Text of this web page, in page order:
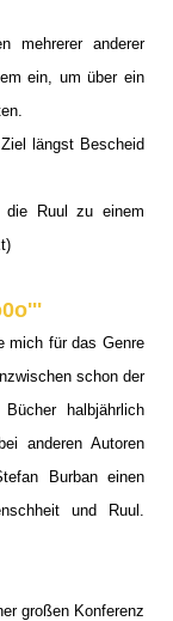
mehrerer anderer
ein, um über ein
längst Bescheid
die Ruul zu einem
mich für das Genre
schon der
halbjährlich
anderen Autoren
Burban einen
und Ruul.
großen Konferenz